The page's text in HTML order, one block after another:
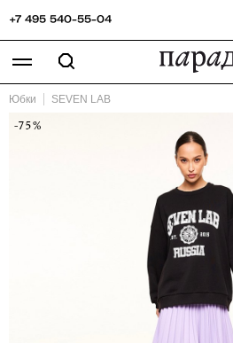
+7 495 540-55-04
Юбки SEVEN LAB
-75%